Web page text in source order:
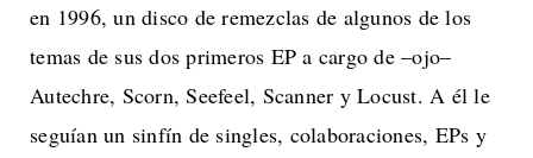
en 1996, un disco de remezclas de algunos de los
temas de sus dos primeros EP a cargo de –ojo–
Autechre, Scorn, Seefeel, Scanner y Locust. A él le
seguían un sinfín de singles, colaboraciones, EPs y